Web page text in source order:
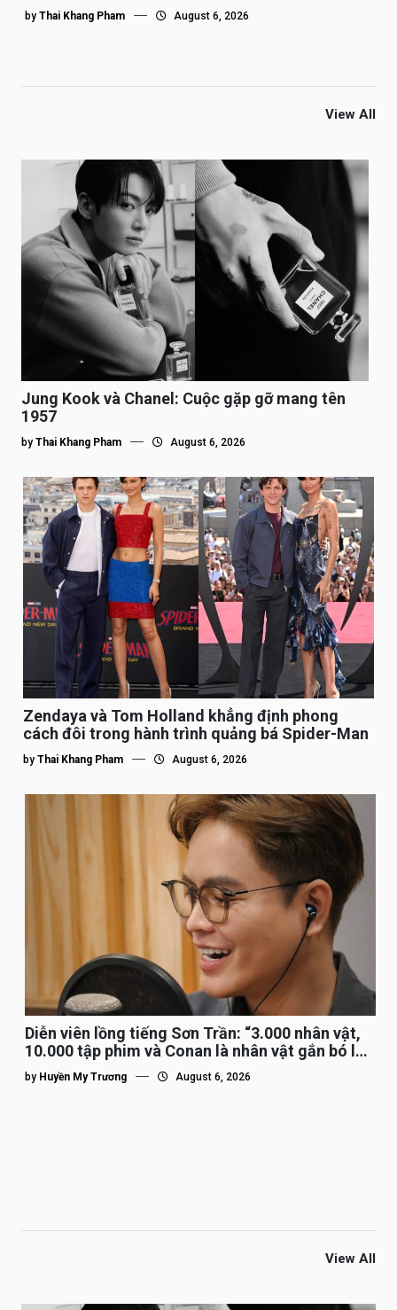
by Thai Khang Pham August 6, 2026
View All
Jung Kook và Chanel: Cuộc gặp gỡ mang tên
1957
by Thai Khang Pham August 6, 2026
Zendaya và Tom Holland khẳng định phong
cách đôi trong hành trình quảng bá Spider-Man
by Thai Khang Pham August 6, 2026
Diễn viên lồng tiếng Sơn Trần: “3.000 nhân vật,
10.000 tập phim và Conan là nhân vật gắn bó lâu
nhất”
by Huyền My Trương August 6, 2026
View All